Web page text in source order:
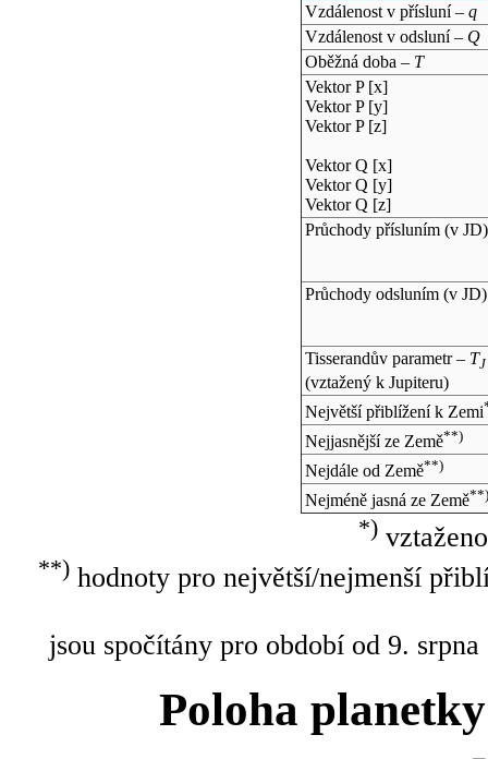
Vzdálenost v přísluní – q
Vzdálenost v odsluní – Q
Oběžná doba – T
Vektor P [x]
Vektor P [y]
Vektor P [z]
Vektor Q [x]
Vektor Q [y]
Vektor Q [z]
Průchody přísluním (v JD)
Průchody odsluním (v JD)
Tisserandův parametr – TJ
(vztažený k Jupiteru)
Největší přiblížení k Zemi
Nejjasnější ze Země**)
Nejdále od Země**)
Nejméně jasná ze Země**)
*)
**)hodnoty pro největší/nejmenší
jsou spočítány pro období od 9.
Poloha